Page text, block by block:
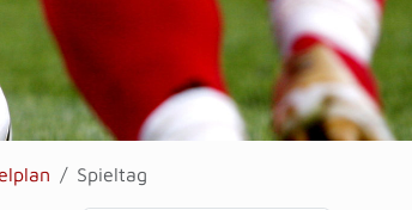
Spieltag